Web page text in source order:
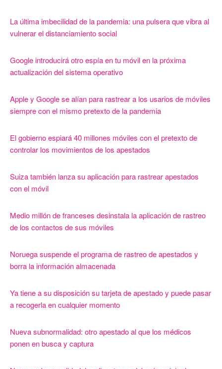
La última imbecilidad de la pandemia: una pulsera que vibra al
vulnerar el distanciamiento social
Google introducirá otro espía en tu móvil en la próxima
actualización del sistema operativo
Apple y Google se alían para rastrear a los usarios de móviles
siempre con el mismo pretexto de la pandemia
El gobierno espiará 40 millones móviles con el pretexto de
controlar los movimientos de los apestados
Suiza también lanza su aplicación para rastrear apestados
con el móvil
Medio millón de franceses desinstala la aplicación de rastreo
de los contactos de sus móviles
Noruega suspende el programa de rastreo de apestados y
borra la información almacenada
Ya tiene a su disposición su tarjeta de apestado y puede pasar
a recogerla en cualquier momento
Nueva subnormalidad: otro apestado al que los médicos
ponen en busca y captura